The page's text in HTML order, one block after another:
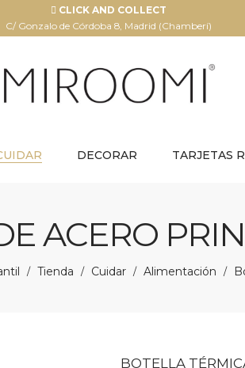
CLICK AND COLLECT
C/ Gonzalo de Córdoba 8, Madrid (Chamberí)
DECORAR TARJETAS
ACERO
/ Tienda / Cuidar / Alimentación /
BOTELLA